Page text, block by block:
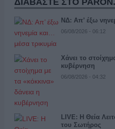
ΝΔ: Απ’ έξω
06/08/2026 - 06:12
Χάνει το
κυβέρνηση
06/08/2026 - 04:32
LIVE: Η Θεία
του Σωτήρος